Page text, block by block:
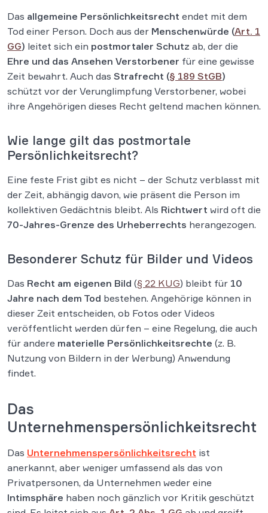
Das allgemeine Persönlichkeitsrecht endet mit dem
Tod einer Person. Doch aus der Menschenwürde (Art. 1
GG) leitet sich ein postmortaler Schutz ab, der die
Ehre und das Ansehen Verstorbener für eine gewisse
Zeit bewahrt. Auch das Strafrecht (§ 189 StGB)
schützt vor der Verunglimpfung Verstorbener, wobei
ihre Angehörigen dieses Recht geltend machen können.
Wie lange gilt das postmortale
Persönlichkeitsrecht?
Eine feste Frist gibt es nicht – der Schutz verblasst mit
der Zeit, abhängig davon, wie präsent die Person im
kollektiven Gedächtnis bleibt. Als Richtwert wird oft die
70-Jahres-Grenze des Urheberrechts herangezogen.
Besonderer Schutz für Bilder und Videos
Das Recht am eigenen Bild (§ 22 KUG) bleibt für 10
Jahre nach dem Tod bestehen. Angehörige können in
dieser Zeit entscheiden, ob Fotos oder Videos
veröffentlicht werden dürfen – eine Regelung, die auch
für andere materielle Persönlichkeitsrechte (z. B.
Nutzung von Bildern in der Werbung) Anwendung
findet.
Das
Unternehmenspersönlichkeitsrecht
Das Unternehmenspersönlichkeitsrecht ist
anerkannt, aber weniger umfassend als das von
Privatpersonen, da Unternehmen weder eine
Intimsphäre haben noch gänzlich vor Kritik geschützt